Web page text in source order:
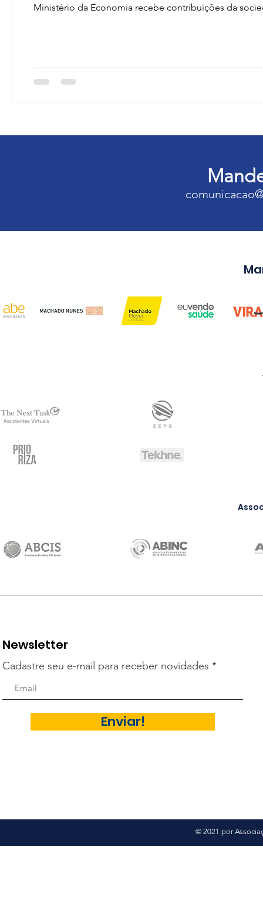
Ministério da Economia recebe contribuições da
Newsletter
Cadastre seu e-mail para receber novidades
Enviar!
© 2021 por